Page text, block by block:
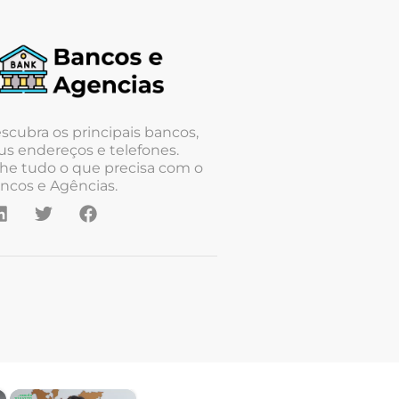
os principais bancos,
endereços e telefones.
tudo o que precisa com o
e Agências.
×